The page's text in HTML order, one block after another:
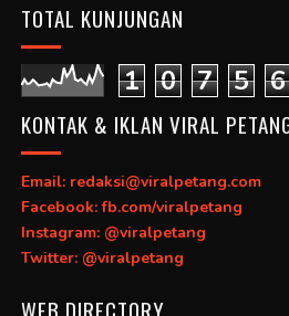
TOTAL KUNJUNGAN
1 0 7 5 6
KONTAK & IKLAN VIRAL
Email: redaksi@viralpetang.com
Facebook: fb.com/viralpetang
Instagram: @viralpetang
Twitter: @viralpetang
WEB DIRECTORY